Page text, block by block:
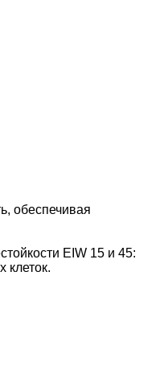
обеспечивая
EIW 15 и 45:
клеток.